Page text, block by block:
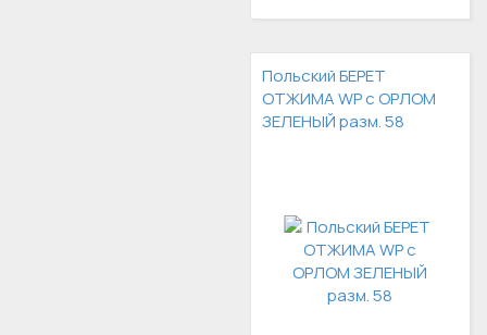
Польский БЕРЕТ
ОТЖИМА WP с ОРЛОМ
ЗЕЛЕНЫЙ разм. 58